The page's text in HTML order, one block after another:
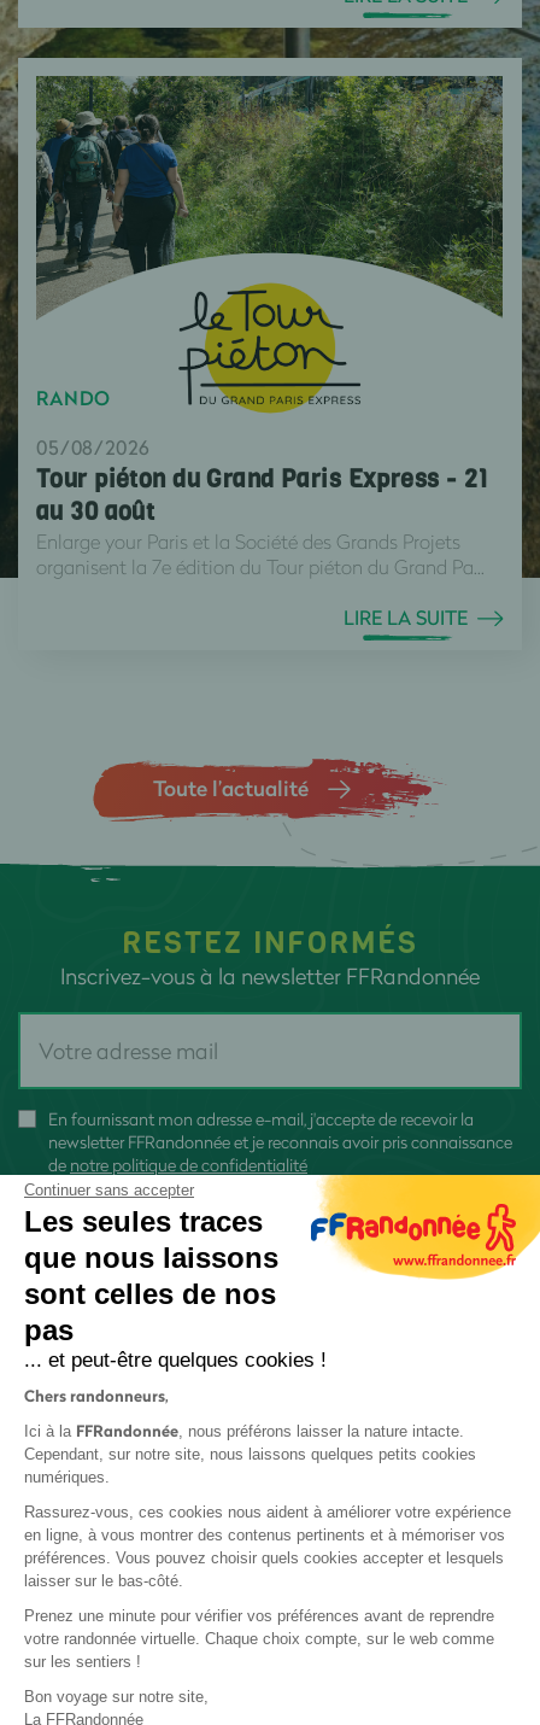
RANDO
05/08/2026
Tour piéton du Grand Paris Express - 21
au 30 août
Enlarge your Paris et la Société des Grands Projets
organisent la 7e édition du Tour piéton du Grand Pa...
LIRE LA SUITE
Toute l’actualité
RESTEZ INFORMÉS
Inscrivez-vous à la newsletter FFRandonnée
En fournissant mon adresse e-mail, j'accepte de recevoir la
newsletter FFRandonnée et je reconnais avoir pris connaissance
de notre politique de confidentialité
Protection des données
Politique de confidentialité
Continuer sans accepter
Les seules traces
que nous laissons
sont celles de nos
pas
... et peut-être quelques cookies !
Chers randonneurs,
Ici à la FFRandonnée, nous préférons laisser la nature intacte.
Cependant, sur notre site, nous laissons quelques petits cookies
numériques.
Rassurez-vous, ces cookies nous aident à améliorer votre expérience
en ligne, à vous montrer des contenus pertinents et à mémoriser vos
préférences. Vous pouvez choisir quels cookies accepter et lesquels
laisser sur le bas-côté.
Prenez une minute pour vérifier vos préférences avant de reprendre
votre randonnée virtuelle. Chaque choix compte, sur le web comme
sur les sentiers !
Bon voyage sur notre site,
La FFRandonnée